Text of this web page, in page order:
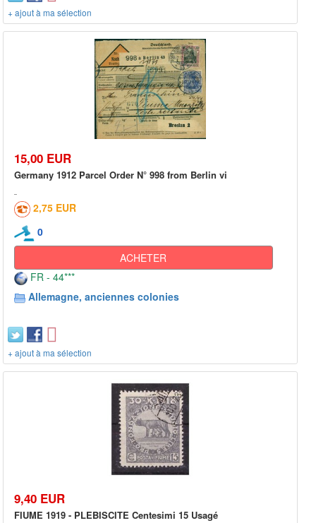
+ ajout à ma sélection
15,00 EUR
Germany 1912 Parcel Order N° 998 from Berlin vi
2,75 EUR
0
ACHETER
FR - 44***
Allemagne, anciennes colonies
+ ajout à ma sélection
9,40 EUR
FIUME 1919 - PLEBISCITE Centesimi 15 Usagé